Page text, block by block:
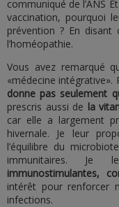
communiqué de l’ANS
vaccination, pourquoi
prévention ? En
l’homéopathie.
Vous avez remarqué
«médecine intégrative».
donne pas seulement
prescris aussi de la
car elle a largement
hivernale. Je leur
l’équilibre du
immunitaires. Je
immunostimulantes,
intérêt pour renforcer
infections.